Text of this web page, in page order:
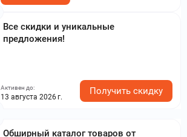
Все скидки и уникальные
предложения!
Активен до:
13 августа 2026 г.
Получить скидку
Обширный каталог товаров от